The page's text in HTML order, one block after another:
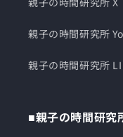
親子の時間研究所
親子の時間研究所
■親子の時間研究